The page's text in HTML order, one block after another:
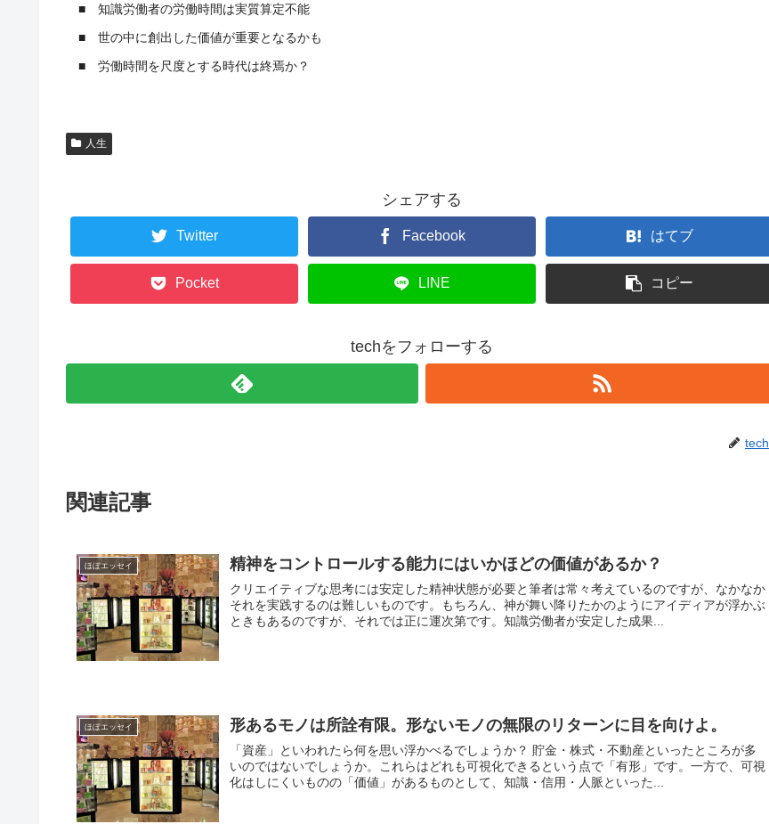
■ 知識労働者の労働時間は実質算定不能
■ 世の中に創出した価値が重要となるかも
■ 労働時間を尺度とする時代は終焉か？
人生
シェアする
Twitter Facebook はてブ
Pocket LINE コピー
techをフォローする
tech
関連記事
ほぼエッセイ 精神をコントロールする能力にはいかほどの価値があるか？
クリエイティブな思考には安定した精神状態が必要と筆者は常々考えているのですが、なかなか
それを実践するのは難しいものです。もちろん、神が舞い降りたかのようにアイディアが浮かぶ
ときもあるのですが、それでは正に運次第です。知識労働者が安定した成果...
ほぼエッセイ 形あるモノは所詮有限。形ないモノの無限のリターンに目を向けよ。
「資産」といわれたら何を思い浮かべるでしょうか？ 貯金・株式・不動産といったところが多
いのではないでしょうか。これらはどれも可視化できるという点で「有形」です。一方で、可視
化はしにくいものの「価値」があるものとして、知識・信用・人脈といった...